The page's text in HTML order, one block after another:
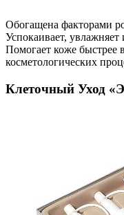
Обогащена факторами
Успокаивает,
Помогает коже быстрее
косметологических
Клеточный Уход